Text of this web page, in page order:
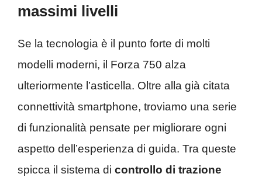
massimi livelli
Se la tecnologia è il punto forte di molti
modelli moderni, il Forza 750 alza
ulteriormente l’asticella. Oltre alla già citata
connettività smartphone, troviamo una serie
di funzionalità pensate per migliorare ogni
aspetto dell’esperienza di guida. Tra queste
spicca il sistema di controllo di trazione